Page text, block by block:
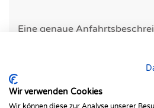
Eine genaue
Wir verwenden Cookies
Wir können diese zur Analyse unserer